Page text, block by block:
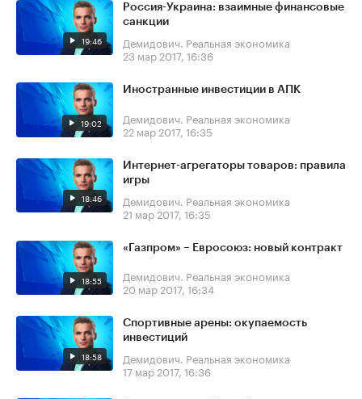
19:46
Россия-Украина: взаимные финансовые
санкции
Демидович. Реальная экономика
23 мар 2017, 16:36
19:02
Иностранные инвестиции в АПК
Демидович. Реальная экономика
22 мар 2017, 16:35
18:46
Интернет-агрегаторы товаров: правила
игры
Демидович. Реальная экономика
21 мар 2017, 16:35
18:55
«Газпром» – Евросоюз: новый контракт
Демидович. Реальная экономика
20 мар 2017, 16:34
18:58
Спортивные арены: окупаемость
инвестиций
Демидович. Реальная экономика
17 мар 2017, 16:36